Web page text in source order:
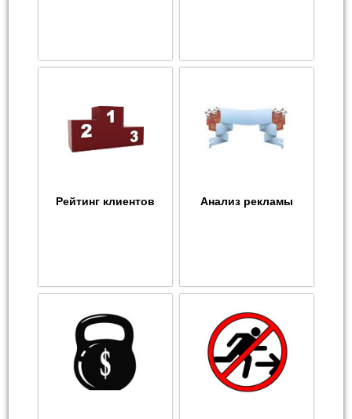
Рейтинг клиентов Анализ рекламы